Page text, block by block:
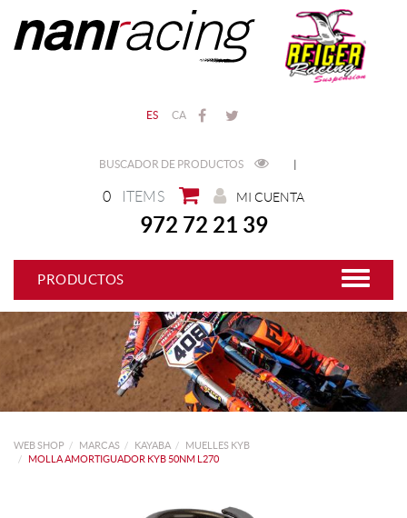
ES CA
BUSCADOR DE PRODUCTOS |
0 ITEMS MI CUENTA
972 72 21 39
PRODUCTOS
WEB SHOP MARCAS KAYABA
MUELLES KYB
MOLLA AMORTIGUADOR KYB 50NM L270